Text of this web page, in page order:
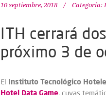
10 septiembre, 2018 Categoría:
ITH cerrará
próximo 3 de
El Instituto Tecnológico
Hotel Data Game, cuyas